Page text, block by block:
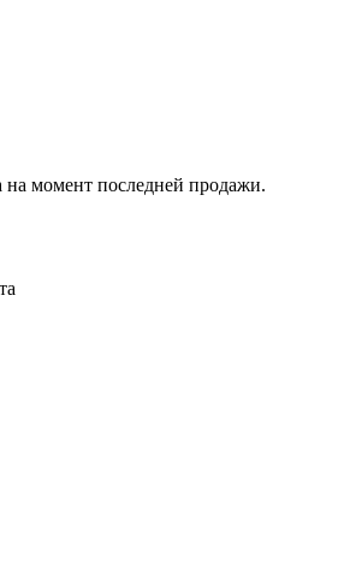
на момент последней продажи.